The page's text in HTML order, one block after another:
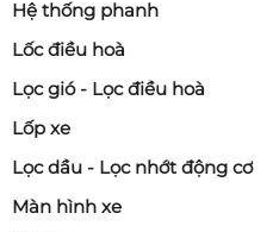
Hệ thống phanh
Lốc điều hoà
Lọc gió - Lọc điều hoà
Lốp xe
Lọc dầu - Lọc nhớt động cơ
Màn hình xe